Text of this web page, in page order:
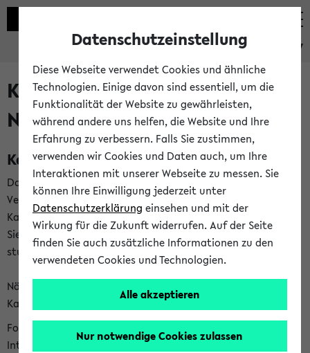
eKVV
Kalenderintegration und
Newsfeeds
Kalenderintegration
Das eKVV bietet Ihnen die Möglichkeit,
Veranstaltungstermine in eine Vielzahl von
Kalenderanwendungen einzubinden. Auf diese Weise können
Sie einen gemeinsamen Überblick über Ihre privaten und
studienbezogenen Termine erhalten.
Näheres zu Vorteilen und Funktionsweise der
Kalenderintegration können Sie auf unserer
Folgende Kalender bietet Ihnen das eKVV derzeit zur
Integration an:
Datenschutzeinstellung
Diese Webseite verwendet Cookies und ähnliche
Technologien. Einige davon sind essentiell, um die
Funktionalität der Website zu gewährleisten,
während andere uns helfen, die Website und Ihre
Erfahrung zu verbessern. Falls Sie zustimmen,
verwenden wir Cookies und Daten auch, um Ihre
Interaktionen mit unserer Webseite zu messen. Sie
können Ihre Einwilligung jederzeit unter
Datenschutzerklärung einsehen und mit der
Wirkung für die Zukunft widerrufen. Auf der Seite
finden Sie auch zusätzliche Informationen zu den
verwendeten Cookies und Technologien.
Alle akzeptieren
Nur notwendige Cookies zulassen